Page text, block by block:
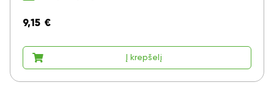
9,15 €
Į krepšelį